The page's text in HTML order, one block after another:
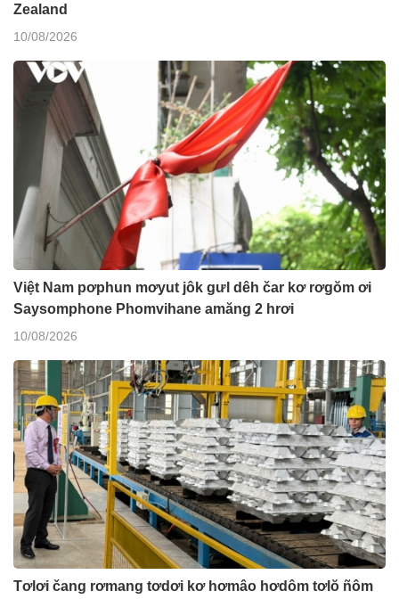
Zealand
10/08/2026
Việt Nam pơphun mơyut jôk gưl dêh čar kơ rơgŏm ơi
Saysomphone Phomvihane amăng 2 hrơi
10/08/2026
Tơlơi čang rơmang tơdơi kơ hơmâo hơdôm tơlŏ ñôm